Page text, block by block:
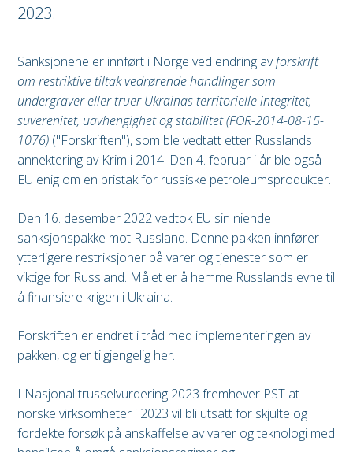
2023.
Sanksjonene er innført i Norge ved endring avforskrift
om restriktive tiltak vedrørende handlinger som
undergraver eller truer Ukrainas territorielle integritet,
suverenitet, uavhengighet og stabilitet (FOR-2014-08-15-
1076) ("Forskriften"), som ble vedtatt etter Russlands
annektering av Krim i 2014. Den 4. februar i år ble også
EU enig om en pristak for russiske petroleumsprodukter.
Den 16. desember 2022 vedtok EU sin niende
sanksjonspakke mot Russland. Denne pakken innfører
ytterligere restriksjoner på varer og tjenester som er
viktige for Russland. Målet er å hemme Russlands evne til
å finansiere krigen i Ukraina.
Forskriften er endret i tråd med implementeringen av
pakken, og er tilgjengelig her.
I Nasjonal trusselvurdering 2023 fremhever PST at
norske virksomheter i 2023 vil bli utsatt for skjulte og
fordekte forsøk på anskaffelse av varer og teknologi med